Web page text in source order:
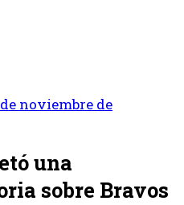
noviembre de
una
sobre Bravos